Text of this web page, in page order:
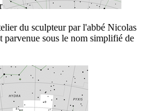
du sculpteur par l'abbé Nicolas
parvenue sous le nom simplifié de